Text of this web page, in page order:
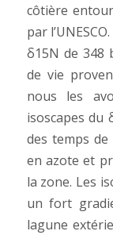
côtière
par
δ15N de 348
de vie
nous les
isoscapes du
des temps de
en azote et
la zone. Les
un fort
lagune